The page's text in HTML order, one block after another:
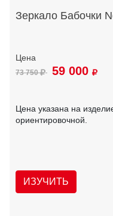
Зеркало Бабочки
73 750 59 000
Цена указана на
ориентировочной.
ИЗУЧИТЬ